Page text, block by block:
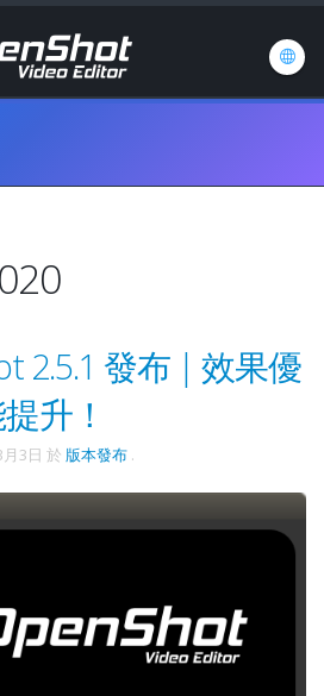
2.5.1 發布 | 效果優
升！
3日 於 版本發布 .